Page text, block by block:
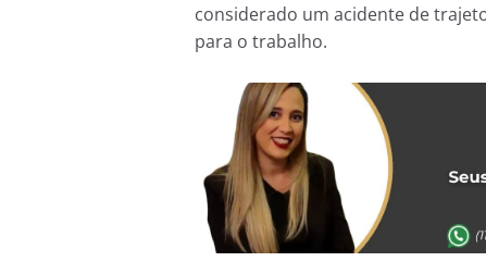
considerado um acidente de
para o trabalho.